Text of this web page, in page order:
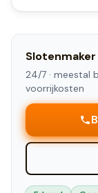
Slotenmaker
24/7 · meestal
voorrijkosten